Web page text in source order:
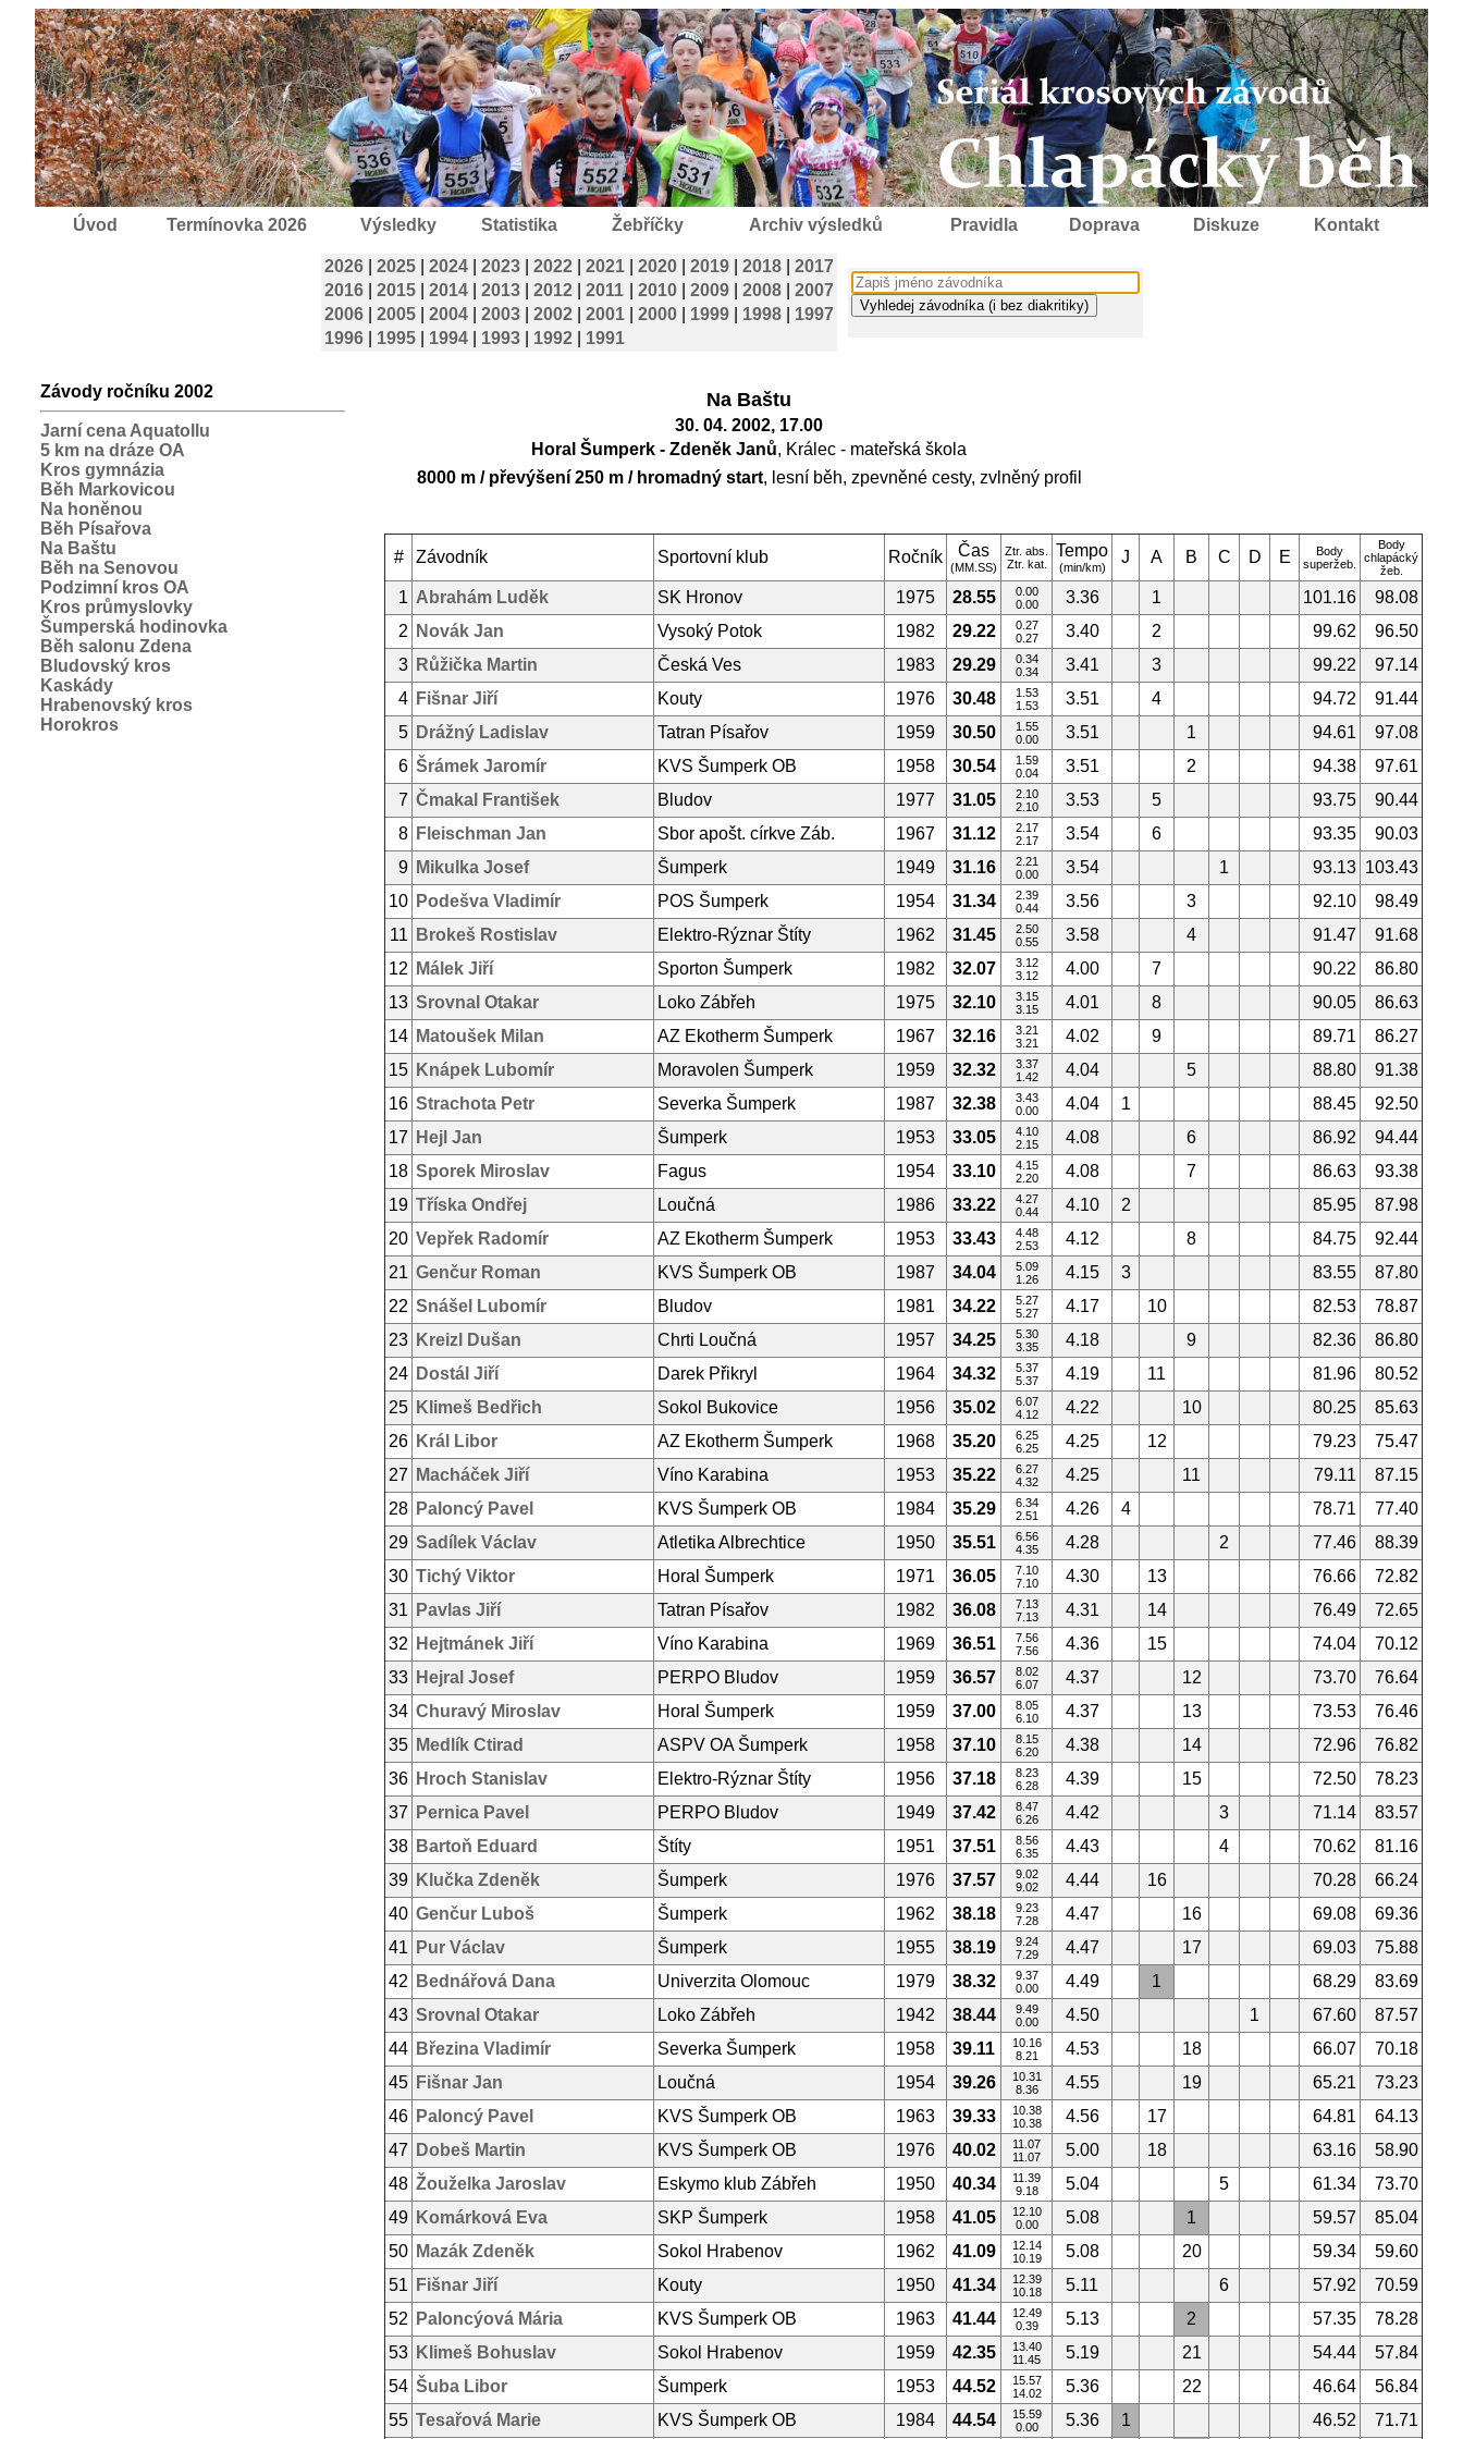
Úvod Termínovka 2026 Výsledky Statistika Žebříčky Archiv výsledků Pravidla Doprava Diskuze Kontakt
2026 2025 2024 2023 2022 2021 2020 2019 2018
2017
2016
2015 2014 2013 2012 2011 2010 2009 2008
2007
2006
2005 2004 2003 2002 2001 2000 1999 1998
1997
1996
1995 1994 1993 1992 1991
Závody ročníku 2002
Jarní cena Aquatollu
5 km na dráze OA
Kros gymnázia
Běh Markovicou
Na honěnou
Běh Písařova
Na Baštu
Běh na Senovou
Podzimní kros OA
Kros průmyslovky
Šumperská hodinovka
Běh salonu Zdena
Bludovský kros
Kaskády
Hrabenovský kros
Horokros
Na Baštu
30. 04. 2002, 17.00
Horal Šumperk - Zdeněk Janů, Králec - mateřská škola
8000 m / převýšení 250 m / hromadný start, lesní běh, zpevněné cesty, zvlněný profil
# Závodník Sportovní klub Ročník Čas
(MM.SS)
Ztr. abs.
Ztr. kat.
Tempo
(min/km)
J A B C D E
Body
superžeb.
Body
chlapácký
žeb.
1 Abrahám Luděk SK Hronov 1975 28.55
0.00
0.00
3.36 1 101.16
98.08
2
Novák Jan Vysoký Potok 1982 29.22
0.27
0.27
3.40 2 99.62
96.50
3 Růžička Martin Česká Ves 1983 29.29
0.34
0.34
3.41 3 99.22
97.14
4 Fišnar Jiří Kouty 1976 30.48
1.53
1.53
3.51 4 94.72
91.44
5 Drážný Ladislav Tatran Písařov 1959 30.50
1.55
0.00
3.51 1 94.61
97.08
6 Šrámek Jaromír KVS Šumperk OB 1958 30.54
1.59
0.04
3.51 2 94.38
97.61
7 Čmakal František Bludov 1977 31.05
2.10
2.10
3.53 5 93.75
90.44
8 Fleischman Jan Sbor apošt. církve Záb. 1967 31.12
2.17
2.17
3.54 6 93.35
90.03
9 Mikulka Josef Šumperk 1949 31.16
2.21
0.00
3.54 1 93.13 103.43
10 Podešva Vladimír POS Šumperk 1954 31.34
2.39
0.44
3.56 3 92.10
98.49
11
Brokeš Rostislav Elektro-Rýznar Štíty 1962 31.45
2.50
0.55
3.58 4 91.47
91.68
12
Málek Jiří Sporton Šumperk 1982 32.07
3.12
3.12
4.00 7 90.22
86.80
13 Srovnal Otakar Loko Zábřeh 1975 32.10
3.15
3.15
4.01 8 90.05
86.63
14 Matoušek Milan AZ Ekotherm Šumperk 1967 32.16
3.21
3.21
4.02 9 89.71
86.27
15 Knápek Lubomír Moravolen Šumperk 1959 32.32
3.37
1.42
4.04 5 88.80
91.38
16 Strachota Petr Severka Šumperk 1987 32.38
3.43
0.00
4.04 1 88.45
92.50
17
Hejl Jan Šumperk 1953 33.05
4.10
2.15
4.08 6 86.92
94.44
18 Sporek Miroslav Fagus 1954 33.10
4.15
2.20
4.08 7 86.63
93.38
19 Tříska Ondřej Loučná 1986 33.22
4.27
0.44
4.10 2 85.95
87.98
20 Vepřek Radomír AZ Ekotherm Šumperk 1953 33.43
4.48
2.53
4.12 8 84.75
92.44
21 Genčur Roman KVS Šumperk OB 1987 34.04
5.09
1.26
4.15 3 83.55
87.80
22 Snášel Lubomír Bludov 1981 34.22
5.27
5.27
4.17 10 82.53
78.87
23 Kreizl Dušan Chrti Loučná 1957 34.25
5.30
3.35
4.18 9 82.36
86.80
24 Dostál Jiří Darek Přikryl 1964 34.32
5.37
5.37
4.19 11 81.96
80.52
25 Klimeš Bedřich Sokol Bukovice 1956 35.02
6.07
4.12
4.22 10 80.25
85.63
26 Král Libor AZ Ekotherm Šumperk 1968 35.20
6.25
6.25
4.25 12 79.23
75.47
27
Macháček Jiří Víno Karabina 1953 35.22
6.27
4.32
4.25 11 79.11
87.15
28 Paloncý Pavel KVS Šumperk OB 1984 35.29
6.34
2.51
4.26 4 78.71
77.40
29 Sadílek Václav Atletika Albrechtice 1950 35.51
6.56
4.35
4.28 2 77.46
88.39
30 Tichý Viktor Horal Šumperk 1971 36.05
7.10
7.10
4.30 13 76.66
72.82
31
Pavlas Jiří Tatran Písařov 1982 36.08
7.13
7.13
4.31 14 76.49
72.65
32
Hejtmánek Jiří Víno Karabina 1969 36.51
7.56
7.56
4.36 15 74.04
70.12
33 Hejral Josef PERPO Bludov 1959 36.57
8.02
6.07
4.37 12 73.70
76.64
34 Churavý Miroslav Horal Šumperk 1959 37.00
8.05
6.10
4.37 13 73.53
76.46
35 Medlík Ctirad ASPV OA Šumperk 1958 37.10
8.15
6.20
4.38 14 72.96
76.82
36 Hroch Stanislav Elektro-Rýznar Štíty 1956 37.18
8.23
6.28
4.39 15 72.50
78.23
37
Pernica Pavel PERPO Bludov 1949 37.42
8.47
6.26
4.42 3 71.14
83.57
38 Bartoň Eduard Štíty 1951 37.51
8.56
6.35
4.43 4 70.62
81.16
39 Klučka Zdeněk Šumperk 1976 37.57
9.02
9.02
4.44 16 70.28
66.24
40 Genčur Luboš Šumperk 1962 38.18
9.23
7.28
4.47 16 69.08
69.36
41
Pur Václav Šumperk 1955 38.19
9.24
7.29
4.47 17 69.03
75.88
42
Bednářová Dana Univerzita Olomouc 1979 38.32
9.37
0.00
4.49 1 68.29
83.69
43 Srovnal Otakar Loko Zábřeh 1942 38.44
9.49
0.00
4.50 1 67.60
87.57
44 Březina Vladimír Severka Šumperk 1958 39.11
10.16
8.21
4.53 18 66.07
70.18
45 Fišnar Jan Loučná 1954 39.26
10.31
8.36
4.55 19 65.21
73.23
46 Paloncý Pavel KVS Šumperk OB 1963 39.33
10.38
10.38
4.56 17 64.81
64.13
47
Dobeš Martin KVS Šumperk OB 1976 40.02
11.07
11.07
5.00 18 63.16
58.90
48 Žouželka Jaroslav Eskymo klub Zábřeh 1950 40.34
11.39
9.18
5.04 5 61.34
73.70
49 Komárková Eva SKP Šumperk 1958 41.05
12.10
0.00
5.08 1 59.57
85.04
50 Mazák Zdeněk Sokol Hrabenov 1962 41.09
12.14
10.19
5.08 20 59.34
59.60
51
Fišnar Jiří Kouty 1950 41.34
12.39
10.18
5.11 6 57.92
70.59
52
Paloncýová Mária KVS Šumperk OB 1963 41.44
12.49
0.39
5.13 2 57.35
78.28
53 Klimeš Bohuslav Sokol Hrabenov 1959 42.35
13.40
11.45
5.19 21 54.44
57.84
54 Šuba Libor Šumperk 1953 44.52
15.57
14.02
5.36 22 46.64
56.84
55 Tesařová Marie KVS Šumperk OB 1984 44.54
15.59
0.00
5.36 1 46.52 71.71